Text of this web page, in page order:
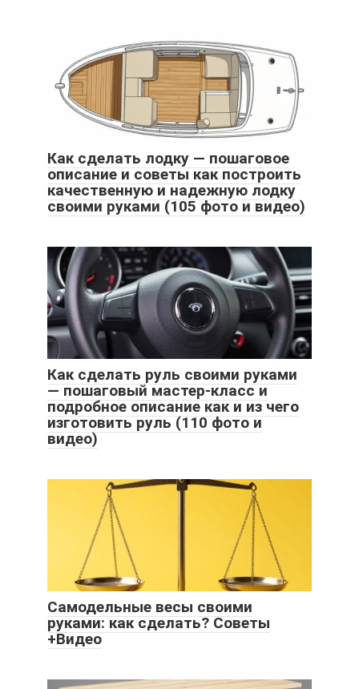
Как сделать лодку — пошаговое
описание и советы как построить
качественную и надежную лодку
своими руками (105 фото и видео)
Как сделать руль своими руками
— пошаговый мастер-класс и
подробное описание как и из чего
изготовить руль (110 фото и
видео)
Самодельные весы своими
руками: как сделать? Советы
+Видео